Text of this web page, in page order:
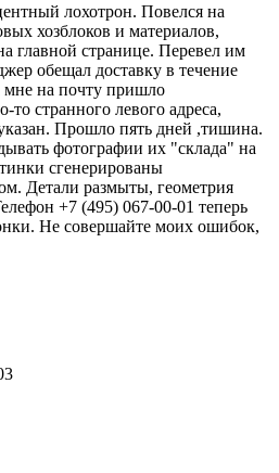
лохотрон. Повелся на
хозблоков и материалов,
главной странице. Перевел им
обещал доставку в течение
мне на почту пришло
то странного левого адреса,
Прошло пять дней ,тишина.
фотографии их "склада" на
сгенерированы
Детали размыты, геометрия
+7 (495) 067-00-01 теперь
Не совершайте моих ошибок,